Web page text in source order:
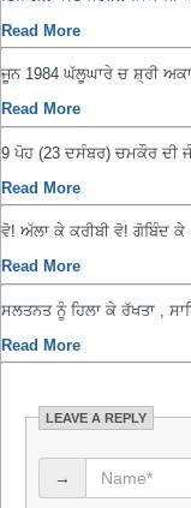
Read More
ਜੂਨ 1984 ਘੱਲੂਘਾਰੇ ਚ ਸ਼੍ਰੀ
Read More
9 ਪੋਹ (23 ਦਸੰਬਰ) ਚਮਕੌਰ ਦੀ
Read More
ਵੋ! ਅੱਲਾ ਕੇ ਕਰੀਬੀ ਵੋ! ਗੋਬਿੰਦ
Read More
ਸਲਤਨਤ ਨੂੰ ਹਿਲਾ ਕੇ ਰੱਖਤਾ ,
Read More
LEAVE A REPLY
→